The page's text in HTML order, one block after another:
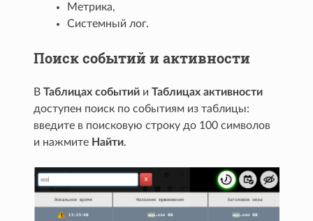
Метрика,
Системный лог.
Поиск событий и активности
ВТаблицах событий иТаблицах активности
доступен поиск по событиям из таблицы:
введите в поисковую строку до 100 символов
и нажмите Найти.